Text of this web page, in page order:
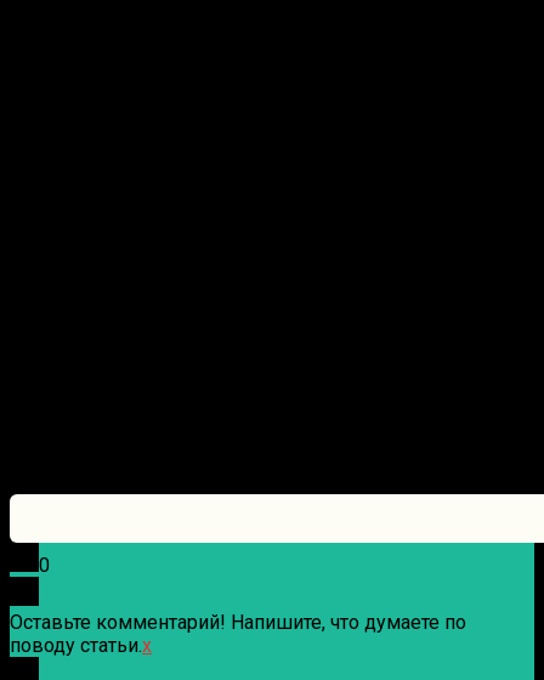
0
Оставьте комментарий! Напишите, что думаете по
поводу статьи.x